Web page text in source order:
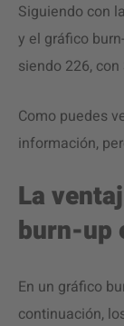
Siguiendo con
y el gráfico
siendo 226,
Como puedes
información,
La
burn-up
En un gráfico
continuación,